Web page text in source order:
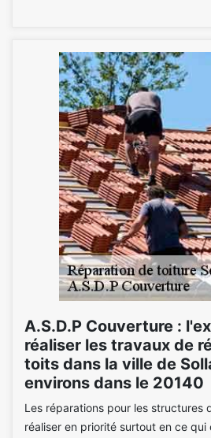
A.S.D.P Couverture :
réaliser les travaux de
toits dans la ville de
environs dans le 20140
Les réparations pour les structures
réaliser en priorité surtout en ce